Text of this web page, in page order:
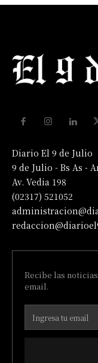
Diario El 9 de Julio
9 de Julio - Bs As -
Av. Vedia 198
(02317) 521052
Recibe las
email.